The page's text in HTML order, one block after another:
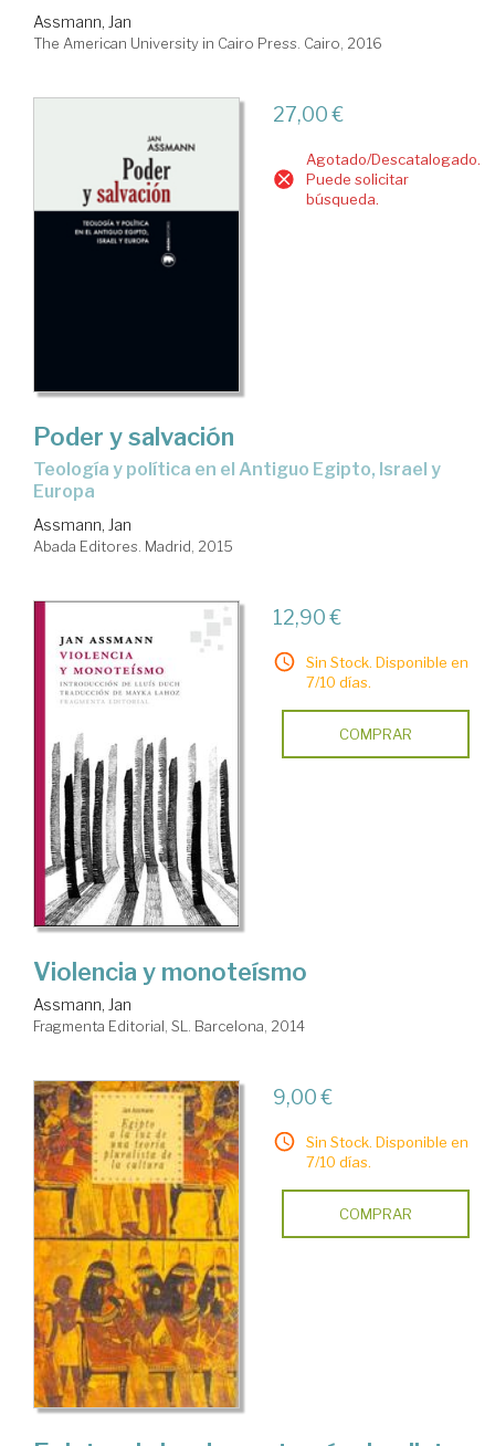
Assmann, Jan
The American University in Cairo Press. Cairo, 2016
27,00 €
Agotado/Descatalogado.
Puede solicitar
búsqueda.
Poder y salvación
teología y política en el Antiguo Egipto, Israel y
Europa
Assmann, Jan
Abada Editores. Madrid, 2015
12,90 €
Sin Stock. Disponible en
7/10 días.
COMPRAR
Violencia y monoteísmo
Assmann, Jan
Fragmenta Editorial, SL. Barcelona, 2014
9,00 €
Sin Stock. Disponible en
7/10 días.
COMPRAR